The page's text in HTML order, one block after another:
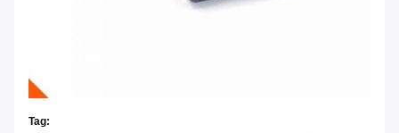
Tag: